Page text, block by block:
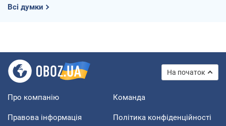
Всі думки
На початок
Про компанію Команда
Правова інформація Політика конфіденційності